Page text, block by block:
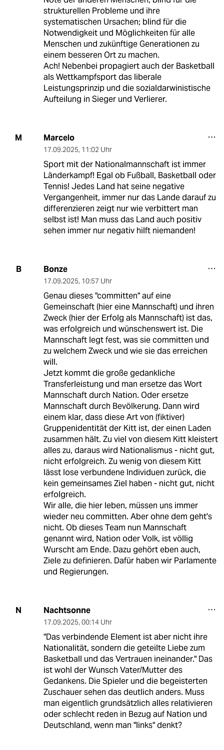
strukturellen Probleme und ihre
systematischen Ursachen; blind für die
Notwendigkeit und Möglichkeiten für alle
Menschen und zukünftige Generationen zu
einem besseren Ort zu machen.
Ach! Nebenbei propagiert auch der Basketball
als Wettkampfsport das liberale
Leistungsprinzip und die sozialdarwinistische
Aufteilung in Sieger und Verlierer.
M Marcelo
17.09.2025, 11:02 Uhr
Sport mit der Nationalmannschaft ist immer
Länderkampf! Egal ob Fußball, Basketball oder
Tennis! Jedes Land hat seine negative
Vergangenheit, immer nur das Lande darauf zu
differenzieren zeigt nur wie verbittert man
selbst ist! Man muss das Land auch positiv
sehen immer nur negativ hilft niemanden!
B Bonze
17.09.2025, 10:57 Uhr
Genau dieses "committen" auf eine
Gemeinschaft (hier eine Mannschaft) und ihren
Zweck (hier der Erfolg als Mannschaft) ist das,
was erfolgreich und wünschenswert ist. Die
Mannschaft legt fest, was sie committen und
zu welchem Zweck und wie sie das erreichen
will.
Jetzt kommt die große gedankliche
Transferleistung und man ersetze das Wort
Mannschaft durch Nation. Oder ersetze
Mannschaft durch Bevölkerung. Dann wird
einem klar, dass diese Art von (fiktiver)
Gruppenidentität der Kitt ist, der einen Laden
zusammen hält. Zu viel von diesem Kitt kleistert
alles zu, daraus wird Nationalismus - nicht gut,
nicht erfolgreich. Zu wenig von diesem Kitt
lässt lose verbundene Individuen zurück, die
kein gemeinsames Ziel haben - nicht gut, nicht
erfolgreich.
Wir alle, die hier leben, müssen uns immer
wieder neu committen. Aber ohne dem geht's
nicht. Ob dieses Team nun Mannschaft
genannt wird, Nation oder Volk, ist völlig
Wurscht am Ende. Dazu gehört eben auch,
Ziele zu definieren. Dafür haben wir Parlamente
und Regierungen.
N Nachtsonne
17.09.2025, 00:14 Uhr
"Das verbindende Element ist aber nicht ihre
Nationalität, sondern die geteilte Liebe zum
Basketball und das Vertrauen ineinander." Das
ist wohl der Wunsch Vater/Mutter des
Gedankens. Die Spieler und die begeisterten
Zuschauer sehen das deutlich anders. Muss
man eigentlich grundsätzlich alles relativieren
oder schlecht reden in Bezug auf Nation und
Deutschland, wenn man "links" denkt?